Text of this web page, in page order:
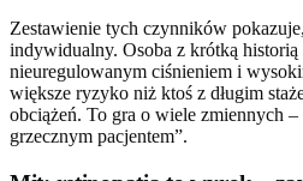
Zestawienie tych czynników
indywidualny. Osoba z krótką historią
nieuregulowanym ciśnieniem i
większe ryzyko niż ktoś z długim
obciążeń. To gra o wiele zmiennych
grzecznym pacjentem”.